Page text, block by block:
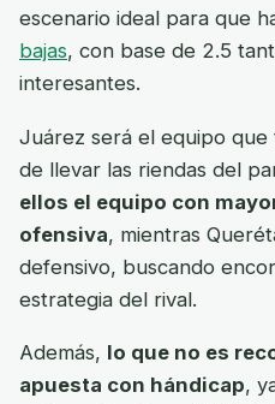
escenario ideal para que
bajas, con base de 2.5
interesantes.
Juárez será el equipo
de llevar las riendas del
ellos el equipo con
ofensiva, mientras
defensivo, buscando
estrategia del rival.
Además, lo que no es
apuesta con hándicap,